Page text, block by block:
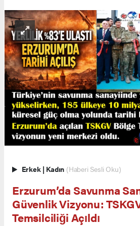
Erkek | Kadın (Haberi Sesli Oku)
Erzurum’da Savunma
Güvenlik Vizyonu:
Temsilciliği Açıldı